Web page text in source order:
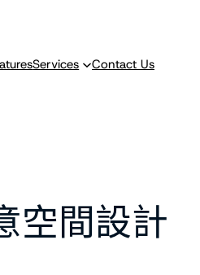
Services Contact Us
空間設計